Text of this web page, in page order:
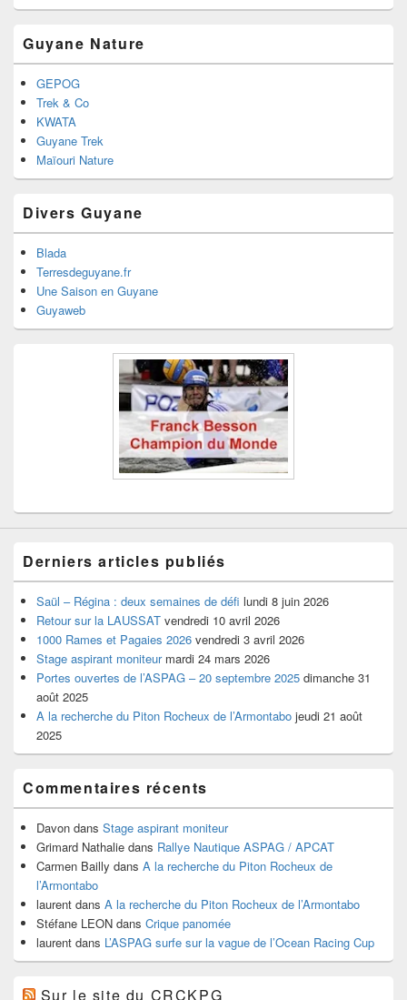
Guyane Nature
GEPOG
Trek & Co
KWATA
Guyane Trek
Maïouri Nature
Divers Guyane
Blada
Terresdeguyane.fr
Une Saison en Guyane
Guyaweb
Derniers articles publiés
Saül – Régina : deux semaines de défi lundi 8 juin 2026
Retour sur la LAUSSAT vendredi 10 avril 2026
1000 Rames et Pagaies 2026 vendredi 3 avril 2026
Stage aspirant moniteur mardi 24 mars 2026
Portes ouvertes de l’ASPAG – 20 septembre 2025 dimanche 31
août 2025
A la recherche du Piton Rocheux de l’Armontabo jeudi 21 août
2025
Commentaires récents
Davon dans Stage aspirant moniteur
Grimard Nathalie dans Rallye Nautique ASPAG / APCAT
Carmen Bailly dans A la recherche du Piton Rocheux de
l’Armontabo
laurent dans A la recherche du Piton Rocheux de l’Armontabo
Stéfane LEON dans Crique panomée
laurent dans L’ASPAG surfe sur la vague de l’Ocean Racing Cup
Sur le site du CRCKPG